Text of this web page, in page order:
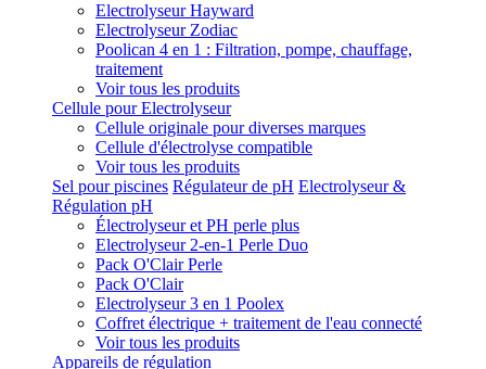
Electrolyseur Hayward
Electrolyseur Zodiac
Poolican 4 en 1 : Filtration, pompe, chauffage,
traitement
Voir tous les produits
Cellule pour Electrolyseur
Cellule originale pour diverses marques
Cellule d'électrolyse compatible
Voir tous les produits
Sel pour piscines Régulateur de pH Electrolyseur &
Régulation pH
Électrolyseur et PH perle plus
Electrolyseur 2-en-1 Perle Duo
Pack O'Clair Perle
Pack O'Clair
Electrolyseur 3 en 1 Poolex
Coffret électrique + traitement de l'eau connecté
Voir tous les produits
Appareils de régulation